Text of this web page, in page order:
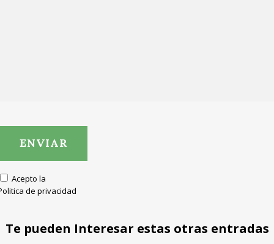
Acepto la
de privacidad
Te pueden Interesar estas otras entradas